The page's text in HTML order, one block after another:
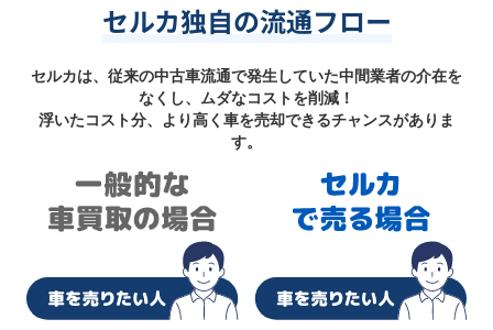
セルカ独自の流通フロー
セルカは、従来の中古車流通で発生していた中間業者の介在を
なくし、ムダなコストを削減！
浮いたコスト分、より高く車を売却できるチャンスがありま
す。